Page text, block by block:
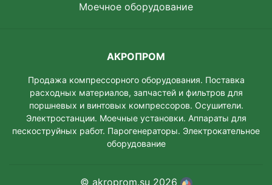
Моечное оборудование
АКРОПРОМ
Продажа компрессорного оборудования. Поставка
расходных материалов, запчастей и фильтров для
поршневых и винтовых компрессоров. Осушители.
Электростанции. Моeчные установки. Аппараты для
пескоструйных работ. Парогенераторы. Электрокательное
оборудование
© akroprom.su 2026